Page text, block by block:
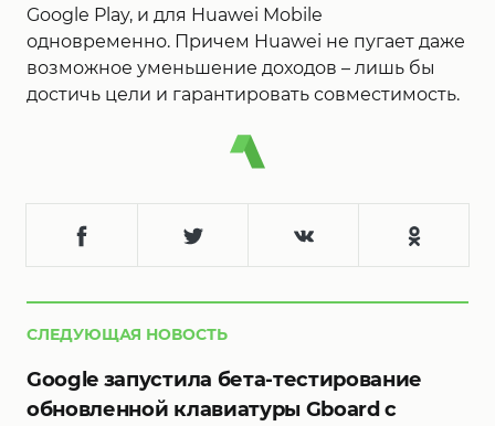
Google Play, и для Huawei Mobile
одновременно. Причем Huawei не пугает даже
возможное уменьшение доходов – лишь бы
достичь цели и гарантировать совместимость.
СЛЕДУЮЩАЯ НОВОСТЬ
Google запустила бета-тестирование
обновленной клавиатуры Gboard с